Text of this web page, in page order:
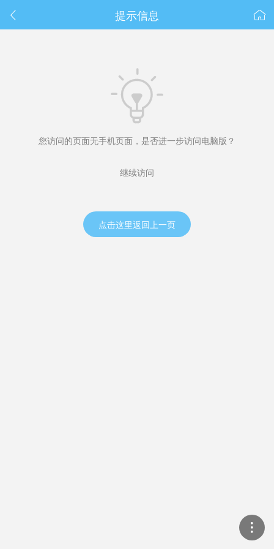
 
提示信息

您访问的页面无手机页面，是否进一步访问电脑版？
继续访问
点击这里返回上一页